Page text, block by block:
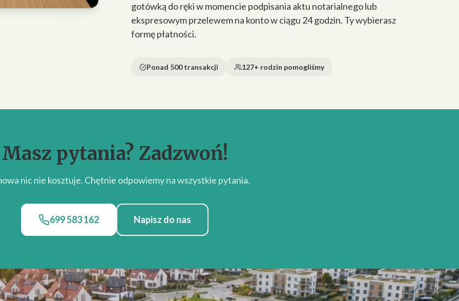
gotówką do ręki w momencie podpisania aktu notarialnego lub
ekspresowym przelewem na konto w ciągu 24 godzin. Ty wybierasz
formę płatności.
Ponad 500 transakcji 127+ rodzin pomogliśmy
Masz pytania? Zadzwoń!
nic nie kosztuje. Chętnie odpowiemy na wszystkie pytania.
699 583 162 Napisz do nas